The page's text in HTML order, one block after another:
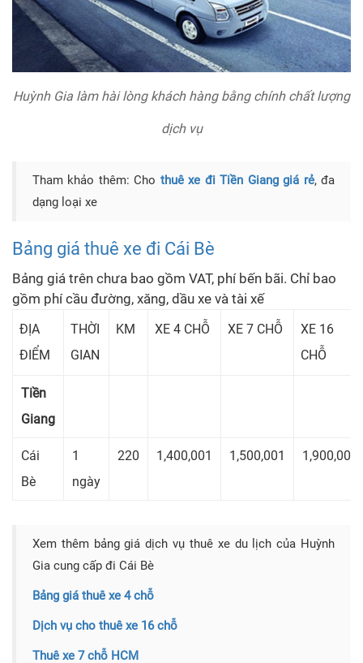
Huỳnh Gia làm hài lòng khách hàng bằng chính chất lượng
dịch vụ
Tham khảo thêm: Cho thuê xe đi Tiền Giang giá rẻ, đa
dạng loại xe
Bảng giá thuê xe đi Cái Bè
Bảng giá trên chưa bao gồm VAT, phí bến bãi. Chỉ bao
gồm phí cầu đường, xăng, dầu xe và tài xế
ĐỊA
ĐIỂM
THỜI
GIAN
KM XE 4 CHỖ XE 7 CHỖ
XE 16
CHỖ
Tiền
Giang
Cái
Bè
1
ngày
220 1,400,001 1,500,001 1,900,001
Xem thêm bảng giá dịch vụ thuê xe du lịch của Huỳnh
Gia cung cấp đi Cái Bè
Bảng giá thuê xe 4 chỗ
Dịch vụ cho thuê xe 16 chỗ
Thuê xe 7 chỗ HCM